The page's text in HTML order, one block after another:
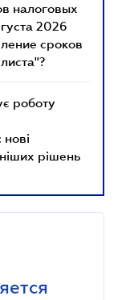
налоговых
2026
сроков
роботу
рішень